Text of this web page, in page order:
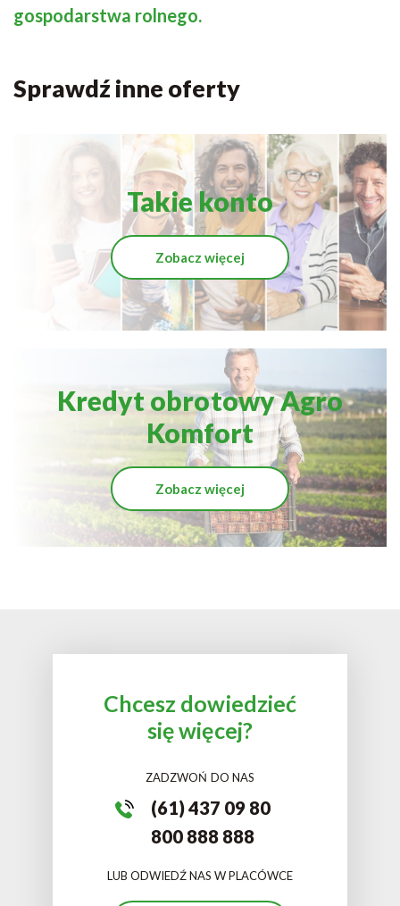
gospodarstwa rolnego.
Sprawdź inne oferty
Takie konto
Zobacz więcej
Kredyt obrotowy Agro
Komfort
Zobacz więcej
Chcesz dowiedzieć
się więcej?
ZADZWOŃ DO NAS
(61) 437 09 80
800 888 888
LUB ODWIEDŹ NAS W PLACÓWCE